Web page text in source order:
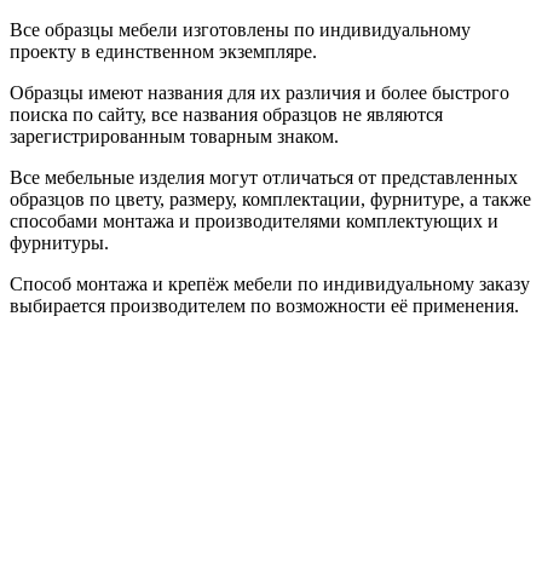
Все образцы мебели изготовлены по индивидуальному
проекту в единственном экземпляре.
Образцы имеют названия для их различия и более быстрого
поиска по сайту, все названия образцов не являются
зарегистрированным товарным знаком.
Все мебельные изделия могут отличаться от представленных
образцов по цвету, размеру, комплектации, фурнитуре, а также
способами монтажа и производителями комплектующих и
фурнитуры.
Способ монтажа и крепёж мебели по индивидуальному заказу
выбирается производителем по возможности её применения.